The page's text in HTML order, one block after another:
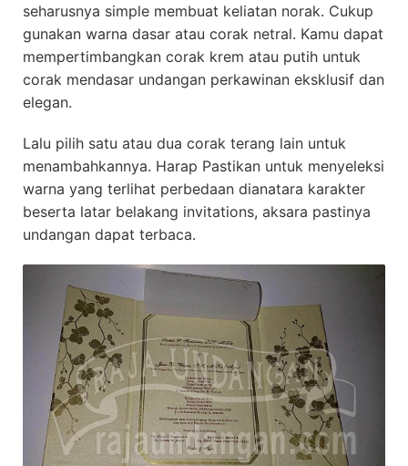
seharusnya simple membuat keliatan norak. Cukup
gunakan warna dasar atau corak netral. Kamu dapat
mempertimbangkan corak krem atau putih untuk
corak mendasar undangan perkawinan eksklusif dan
elegan.
Lalu pilih satu atau dua corak terang lain untuk
menambahkannya. Harap Pastikan untuk menyeleksi
warna yang terlihat perbedaan dianatara karakter
beserta latar belakang invitations, aksara pastinya
undangan dapat terbaca.